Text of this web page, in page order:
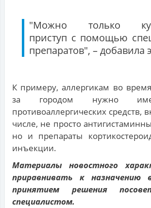
"Можно только
приступ с помощью
препаратов", – добавила
К примеру, аллергикам во
за городом нужно
противоаллергических средств,
числе, не просто
но и препараты
инъекции.
Материалы новостного
приравнивать к назначению
принятием решения
специалистом.